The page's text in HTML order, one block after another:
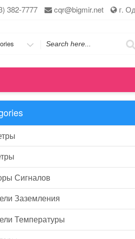
382-7777 cqr@bigmir.net г.
Сигналов
Заземления
Температуры